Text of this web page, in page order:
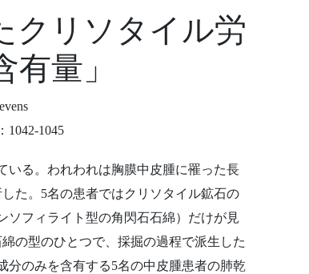
クリソタイル労
量」
1042-1045
いる。われわれは胸膜中皮腫に罹った長
た。5名の患者ではクリソタイル鉱石の
ソフィライト型の角閃石石綿）だけが見
の型のひとつで、採掘の過程で派生した
分のみを含有する5名の中皮腫患者の肺乾